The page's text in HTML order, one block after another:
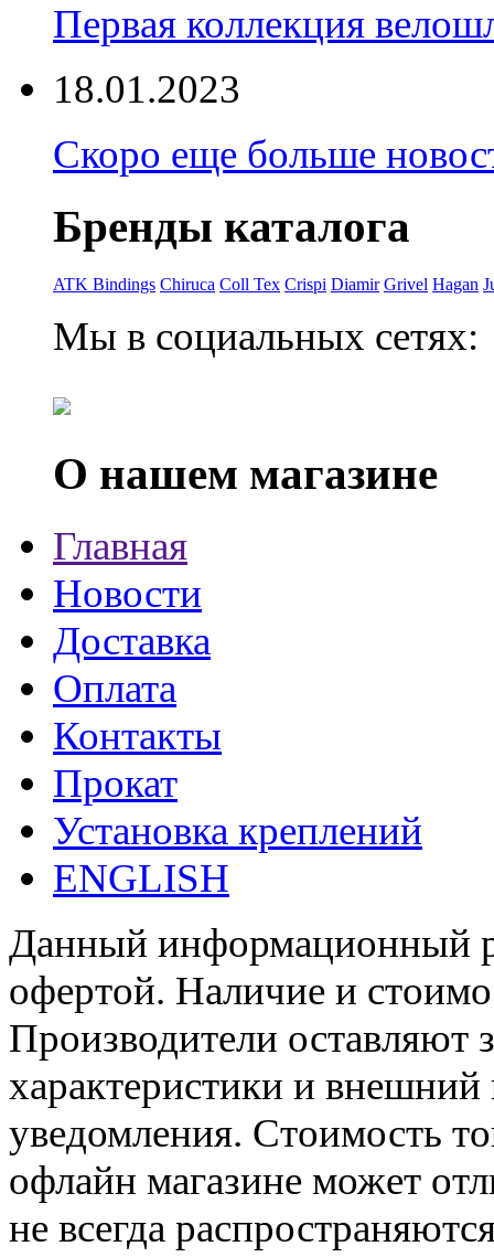
Первая коллекция
18.01.2023
Скоро еще больше
Бренды каталога
ATK Bindings Chiruca Coll Tex Crispi Diamir Grivel Hagan
Мы в социальных сетях:
О нашем магазине
Главная
Новости
Доставка
Оплата
Контакты
Прокат
Установка креплений
ENGLISH
Данный информационный
офертой. Наличие и
Производители оставляют
характеристики и внешний
уведомления. Стоимость
офлайн магазине может
не всегда